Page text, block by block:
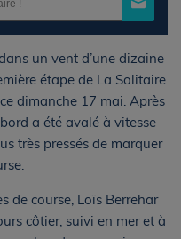
un vent d’une dizaine
étape de La Solitaire
dimanche 17 mai. Après
a été avalé à vitesse
très pressés de marquer
de course, Loïs Berrehar
côtier, suivi en mer et à